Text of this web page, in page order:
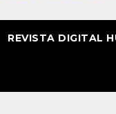
REVISTA DIGITAL